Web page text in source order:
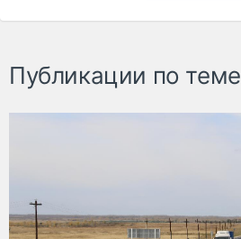
Публикации по теме